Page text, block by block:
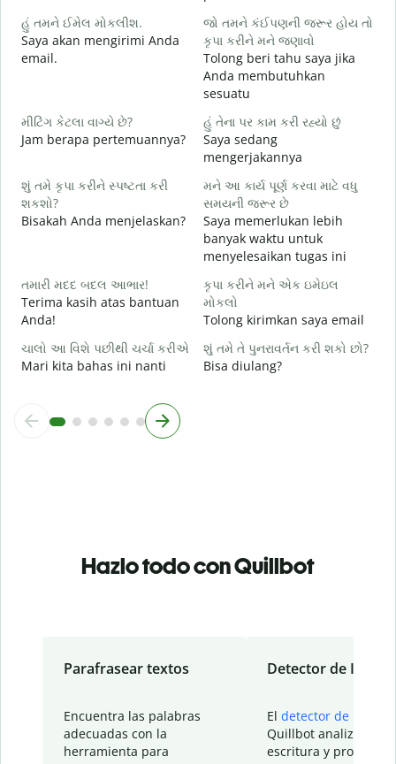
હું તમને ઈમેલ મોકલીશ.
Saya akan mengirimi Anda
email.
જો તમને કંઈપણની જરૂર હોય તો
કૃપા કરીને મને જણાવો
Tolong beri tahu saya jika
Anda membutuhkan
sesuatu
મીટિંગ કેટલા વાગ્યે છે?
Jam berapa pertemuannya?
હું તેના પર કામ કરી રહ્યો છું
Saya sedang
mengerjakannya
શું તમે કૃપા કરીને સ્પષ્ટતા કરી
શકશો?
Bisakah Anda menjelaskan?
મને આ કાર્ય પૂર્ણ કરવા માટે વધુ
સમયની જરૂર છે
Saya memerlukan lebih
banyak waktu untuk
menyelesaikan tugas ini
તમારી મદદ બદલ આભાર!
Terima kasih atas bantuan
Anda!
કૃપા કરીને મને એક ઇમેઇલ
મોકલો
Tolong kirimkan saya email
ચાલો આ વિશે પછીથી ચર્ચા કરીએ
Mari kita bahas ini nanti
શું તમે તે પુનરાવર્તન કરી શકો છો?
Bisa diulang?
Hazlo todo con Quillbot
Parafrasear textos
Encuentra las palabras
adecuadas con la
herramienta para
Detector de IA
El detector de IA
Quillbot analiza tu
escritura y